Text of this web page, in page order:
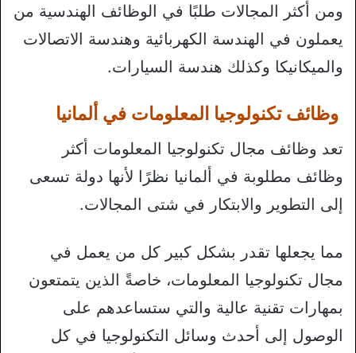
ومن أكثر المجالات طلبًا في الوظائف الهندسية من
يعملون في الهندسة الكهربائية وهندسة الاتصالات
والميكانيكا وكذلك هندسة السيارات.
وظائف تكنولوجيا المعلومات في ألمانيا
تعد وظائف مجال تكنولوجيا المعلومات أكثر
وظائف مطلوبة في ألمانيا نظرًا لأنها دولة تسعى
إلى التطوير والابتكار في شتى المجالات.
مما يجعلها تقدر بشكل كبير كل من يعمل في
مجال تكنولوجيا المعلومات، خاصةً الذين يتمتعون
بمهارات تقنية عالية والتي ستساعدهم على
الوصول إلى أحدث وسائل التكنولوجيا في كل